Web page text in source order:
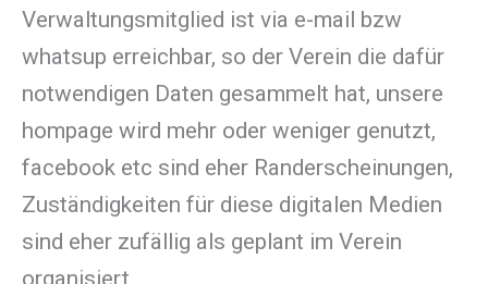
Verwaltungsmitglied ist via e-mail bzw
whatsup erreichbar, so der Verein die dafür
notwendigen Daten gesammelt hat, unsere
hompage wird mehr oder weniger genutzt,
facebook etc sind eher Randerscheinungen,
Zuständigkeiten für diese digitalen Medien
sind eher zufällig als geplant im Verein
organisiert.